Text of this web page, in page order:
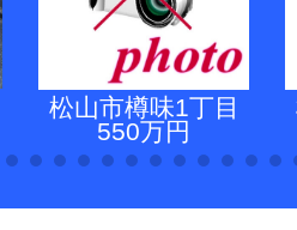
松山市樽味1丁目
550万円